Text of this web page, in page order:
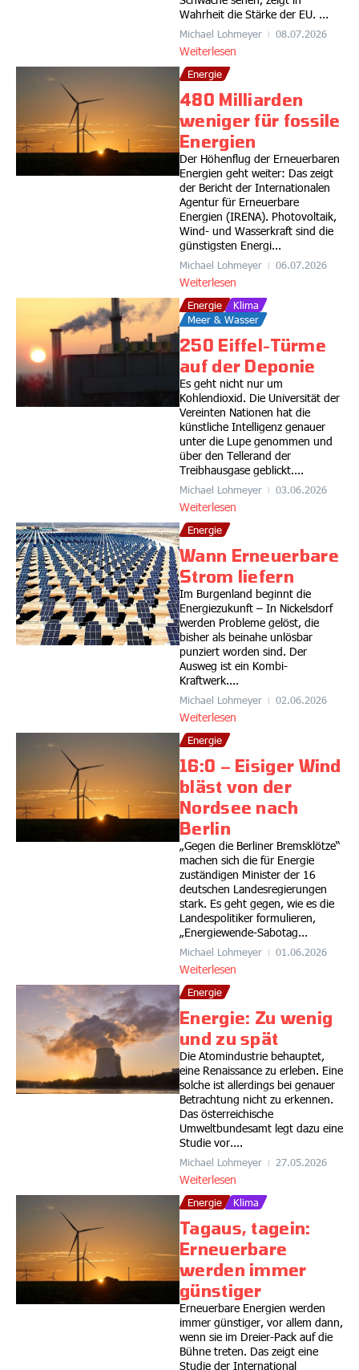
Wahrheit die Stärke der EU. ...
Michael Lohmeyer 08.07.2026
Weiterlesen
Energie
480 Milliarden
weniger für fossile
Energien
Der Höhenflug der Erneuerbaren
Energien geht weiter: Das zeigt
der Bericht der Internationalen
Agentur für Erneuerbare
Energien (IRENA). Photovoltaik,
Wind- und Wasserkraft sind die
günstigsten Energi...
Michael Lohmeyer 06.07.2026
Weiterlesen
Energie
Klima
Meer & Wasser
250 Eiffel-Türme
auf der Deponie
Es geht nicht nur um
Kohlendioxid. Die Universität der
Vereinten Nationen hat die
künstliche Intelligenz genauer
unter die Lupe genommen und
über den Tellerand der
Treibhausgase geblickt....
Michael Lohmeyer 03.06.2026
Weiterlesen
Energie
Wann Erneuerbare
Strom liefern
Im Burgenland beginnt die
Energiezukunft – In Nickelsdorf
werden Probleme gelöst, die
bisher als beinahe unlösbar
punziert worden sind. Der
Ausweg ist ein Kombi-
Kraftwerk....
Michael Lohmeyer 02.06.2026
Weiterlesen
Energie
16:0 – Eisiger Wind
bläst von der
Nordsee nach
Berlin
„Gegen die Berliner Bremsklötze“
machen sich die für Energie
zuständigen Minister der 16
deutschen Landesregierungen
stark. Es geht gegen, wie es die
Landespolitiker formulieren,
„Energiewende-Sabotag...
Michael Lohmeyer 01.06.2026
Weiterlesen
Energie
Energie: Zu wenig
und zu spät
Die Atomindustrie behauptet,
eine Renaissance zu erleben. Eine
solche ist allerdings bei genauer
Betrachtung nicht zu erkennen.
Das österreichische
Umweltbundesamt legt dazu eine
Studie vor....
Michael Lohmeyer 27.05.2026
Weiterlesen
Energie Klima
Tagaus, tagein:
Erneuerbare
werden immer
günstiger
Erneuerbare Energien werden
immer günstiger, vor allem dann,
wenn sie im Dreier-Pack auf die
Bühne treten. Das zeigt eine
Studie der International